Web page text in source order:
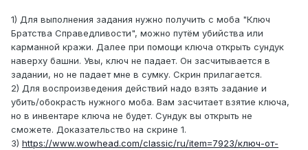
1) Для выполнения задания нужно получить с моба "Ключ
Братства Справедливости", можно путём убийства или
карманной кражи. Далее при помощи ключа открыть сундук
наверху башни. Увы, ключ не падает. Он засчитывается в
задании, но не падает мне в сумку. Скрин прилагается.
2) Для воспроизведения действий надо взять задание и
убить/обокрасть нужного моба. Вам засчитает взятие ключа,
но в инвентаре ключа не будет. Сундук вы открыть не
сможете. Доказательство на скрине 1.
3) https://www.wowhead.com/classic/ru/item=7923/ключ-от-